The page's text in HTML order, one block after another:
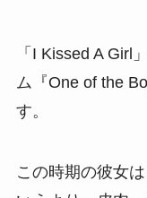
「I Kissed A Girl
ム『One of the
す。
この時期の彼女